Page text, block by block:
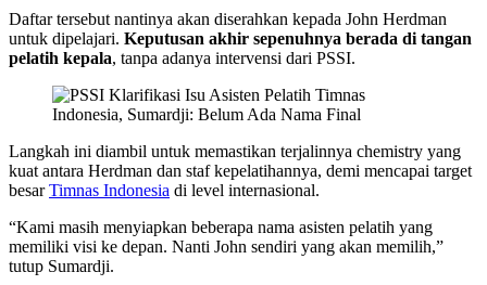
Daftar tersebut nantinya akan diserahkan kepada John Herdman
untuk dipelajari. Keputusan akhir sepenuhnya berada di tangan
pelatih kepala, tanpa adanya intervensi dari PSSI.
Langkah ini diambil untuk memastikan terjalinnya chemistry yang
kuat antara Herdman dan staf kepelatihannya, demi mencapai target
besarTimnas Indonesia di level internasional.
“Kami masih menyiapkan beberapa nama asisten pelatih yang
memiliki visi ke depan. Nanti John sendiri yang akan memilih,”
tutup Sumardji.